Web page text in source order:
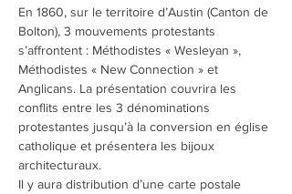
En 1860, sur le territoire d’Austin (Canton de
Bolton), 3 mouvements protestants
s’affrontent : Méthodistes « Wesleyan »,
Méthodistes « New Connection » et
Anglicans. La présentation couvrira les
conflits entre les 3 dénominations
protestantes jusqu’à la conversion en église
catholique et présentera les bijoux
architecturaux.
Il y aura distribution d’une carte postale